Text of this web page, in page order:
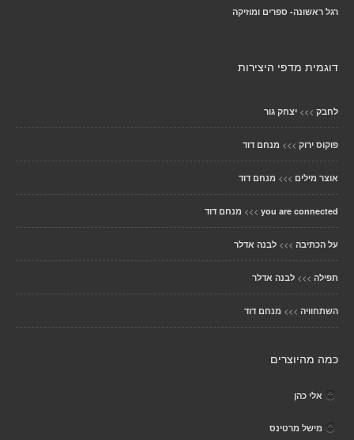
רגל ראשונה- ספרים ומוזיקה
דוגמית מדפי היצירות
לחבק >>> יצחק גור
פוקוס ירוק >>> מנחם דוד
אוצר מילים >>> מנחם דוד
you are connected
>>> מנחם דוד
על הכתיבה >>> לבנה אדלר
תפילה >>> לבנה אדלר
השתחוויה >>> מנחם דוד
כמה מהיוצרים
אלי כהן
מישל מרטינס